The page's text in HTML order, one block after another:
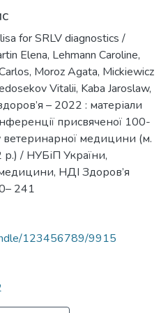
for SRLV diagnostics /
Elena, Lehmann Caroline,
Moroz Agata, Mickiewicz
Vitalii, Kaba Jaroslaw,
– 2022 : матеріали
присвяченої 100-
ветеринарної медицини (м.
/ НУБіП України,
НДІ Здоров’я
241
123456789/9915